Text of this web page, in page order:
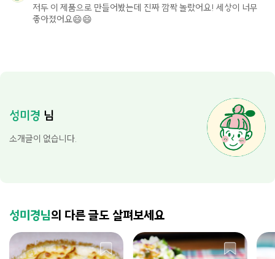
저두 이 제품으로 만들어봤는데 진짜 깜짝 놀랐어요! 세상이 너무
좋아졌어요😄😄
성미경 님
소개글이 없습니다.
성미경님의 다른 글도 살펴보세요